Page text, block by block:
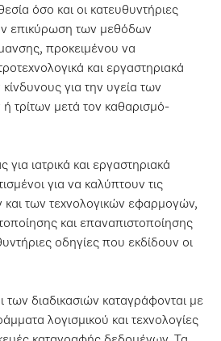
όσο και οι κατευθυντήριες
επικύρωση των μεθόδων
προκειμένου να
και εργαστηριακά
για την υγεία των
τρίτων μετά τον καθαρισμό-
για ιατρικά και εργαστηριακά
για να καλύπτουν τις
των τεχνολογικών εφαρμογών,
και επαναπιστοποίησης
οδηγίες που εκδίδουν οι
των διαδικασιών καταγράφονται με
λογισμικού και τεχνολογίες